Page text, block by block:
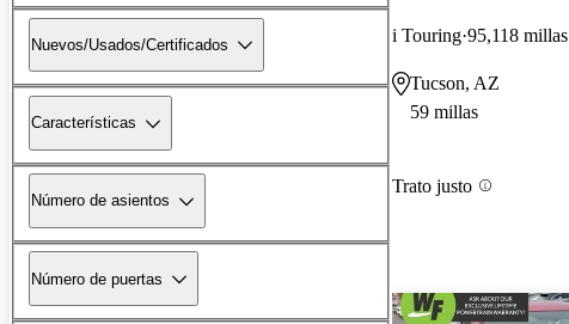
Nuevos/Usados/Certificados
Características
Número de asientos
Número de puertas
i Touring 95,118 millas
Tucson, AZ
59 millas
Trato justo